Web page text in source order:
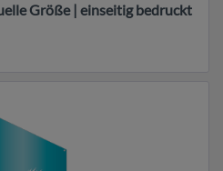
Größe | einseitig bedruckt